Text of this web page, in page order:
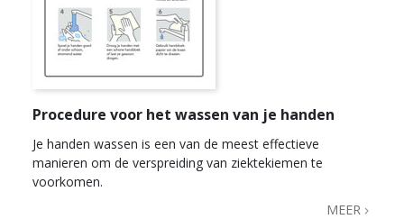
Procedure voor het wassen van je handen
Je handen wassen is een van de meest effectieve
manieren om de verspreiding van ziektekiemen te
voorkomen.
MEER